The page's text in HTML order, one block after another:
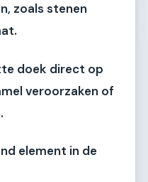
zoals stenen
doek direct op
veroorzaken of
element in de